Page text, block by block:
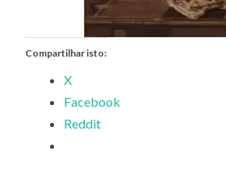
Compartilhar isto:
X
Facebook
Reddit